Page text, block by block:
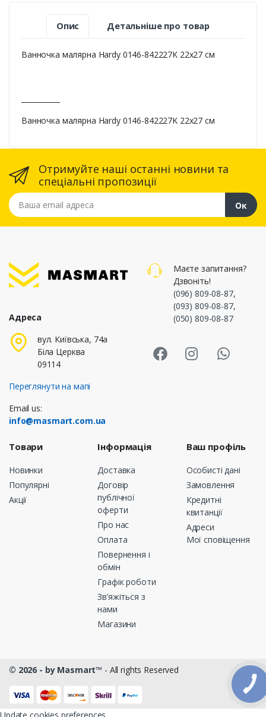
Опис Детальніше про товар
Ванночка малярна Hardy 0146-842227K 22x27 см
Ванночка малярна Hardy 0146-842227K 22x27 см
Отримуйте наші останні новини та
спеціальні пропозиції
Ваша email адреса
Ок
Адреса
вул. Київська, 74а
Біла Церква
09114
Переглянути на мапі
Email us:
info@masmart.com.ua
Маєте запитання?
Дзвоніть!
(096) 809-08-87,
(093) 809-08-87,
(050) 809-08-87
Товари
Новинки
Популярні
Акції
Інформація
Доставка
Договір
публічної
оферти
Про нас
Оплата
Повернення і
обмін
Графік роботи
Зв’яжіться з
нами
Магазини
Ваш профіль
Особисті дані
Замовлення
Кредитні
квитанції
Адреси
Мої сповіщення
© 2026 - by Masmart™ - All rights Reserved
КНОПКА
ЗВ'ЯЗКУ